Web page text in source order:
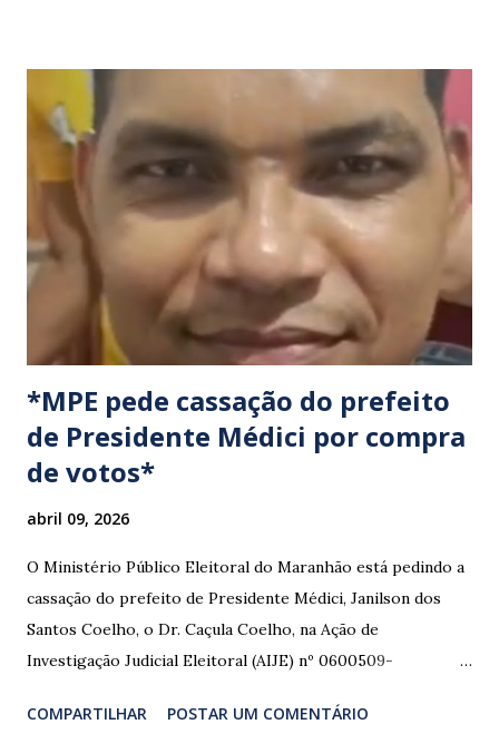
manifestação busca chamar a atenção das autoridades para
a pauta da pesca artesanal maranhense, exigindo o
cumprimento de garantias e assistência aos trabalhadores
do setor. Motoristas que planejam trafegar por essas
regiões na data devem estar atentos a possíveis
congestionamentos e atrasos.
*MPE pede cassação do prefeito
de Presidente Médici por compra
de votos*
abril 09, 2026
O Ministério Público Eleitoral do Maranhão está pedindo a
cassação do prefeito de Presidente Médici, Janilson dos
Santos Coelho, o Dr. Caçula Coelho, na Ação de
Investigação Judicial Eleitoral (AIJE) nº 0600509-
Santa Luzia do Paruá. A ação foi movida pela Coligação
COMPARTILHAR
POSTAR UM COMENTÁRIO